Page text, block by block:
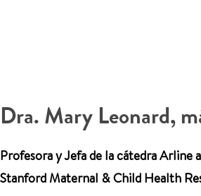
Dra. Mary Leonard,
Profesora y Jefa de la cátedra
Stanford Maternal & Child Health